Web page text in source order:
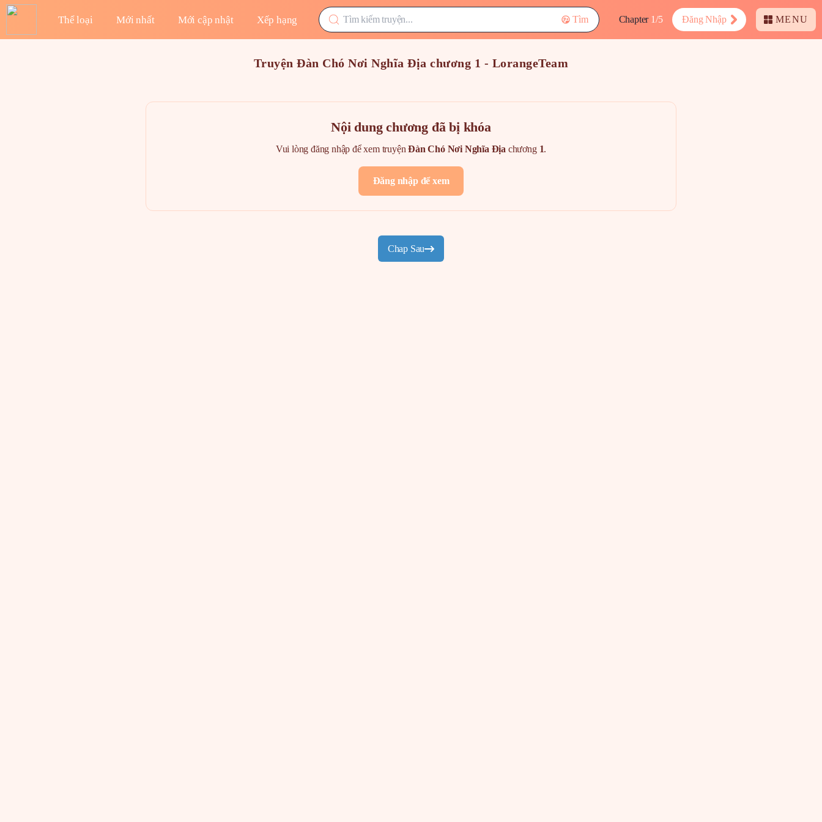
Thể loại Mới nhất Mới cập nhật Xếp hạng Tìm Chapter 1/5 Đăng Nhập MENU
Truyện Đàn Chó Nơi Nghĩa Địa chương 1 - LorangeTeam
Nội dung chương đã bị khóa
Vui lòng đăng nhập để xem truyệnĐàn Chó Nơi Nghĩa Địa chương 1.
Đăng nhập để xem
Chap Sau